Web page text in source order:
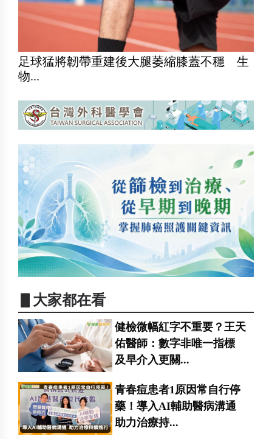
足球猛將韌帶重建後大腿萎縮膝蓋不穩 生
物...
▋大家都在看
健檢微幅紅字不重要？王天
佑醫師：數字非唯一指標
及早介入更關...
青春痘患者1原因常自行停
藥！導入AI輔助醫病溝通
助力治療持...